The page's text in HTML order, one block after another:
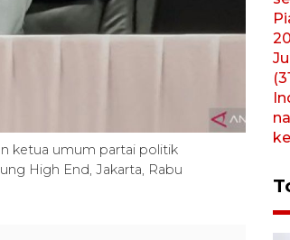
ketua umum partai politik
High End, Jakarta, Rabu